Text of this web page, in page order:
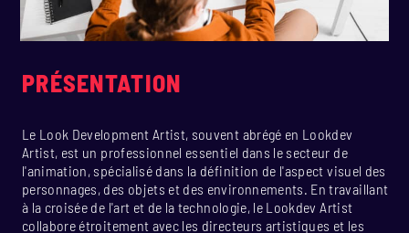
PRÉSENTATION
Le Look Development Artist, souvent abrégé en Lookdev
Artist, est un professionnel essentiel dans le secteur de
l'animation, spécialisé dans la définition de l'aspect visuel des
personnages, des objets et des environnements. En travaillant
à la croisée de l'art et de la technologie, le Lookdev Artist
collabore étroitement avec les directeurs artistiques et les